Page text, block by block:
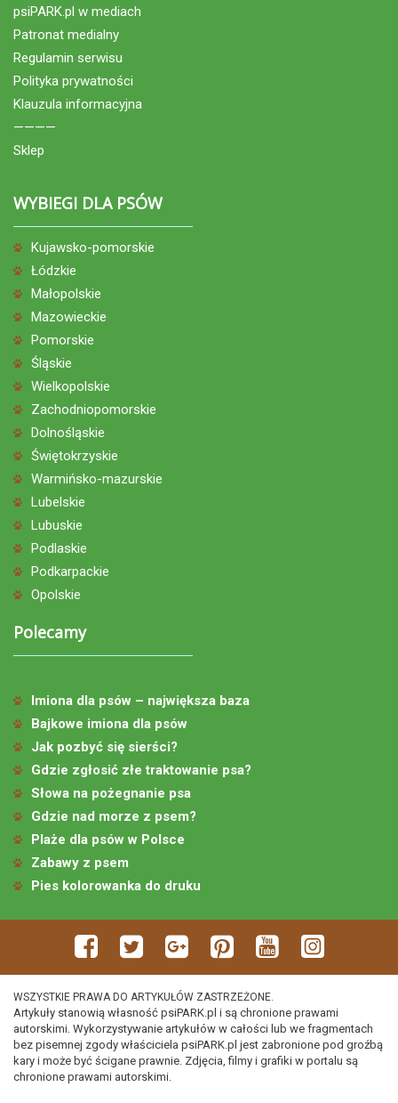
psiPARK.pl w mediach
Patronat medialny
Regulamin serwisu
Polityka prywatności
Klauzula informacyjna
————
Sklep
WYBIEGI DLA PSÓW
Kujawsko-pomorskie
Łódzkie
Małopolskie
Mazowieckie
Pomorskie
Śląskie
Wielkopolskie
Zachodniopomorskie
Dolnośląskie
Świętokrzyskie
Warmińsko-mazurskie
Lubelskie
Lubuskie
Podlaskie
Podkarpackie
Opolskie
Polecamy
Imiona dla psów – największa baza
Bajkowe imiona dla psów
Jak pozbyć się sierści?
Gdzie zgłosić złe traktowanie psa?
Słowa na pożegnanie psa
Gdzie nad morze z psem?
Plaże dla psów w Polsce
Zabawy z psem
Pies kolorowanka do druku
WSZYSTKIE PRAWA DO ARTYKUŁÓW ZASTRZEŻONE.
Artykuły stanowią własność psiPARK.pl i są chronione prawami
autorskimi. Wykorzystywanie artykułów w całości lub we fragmentach
bez pisemnej zgody właściciela psiPARK.pl jest zabronione pod groźbą
kary i może być ścigane prawnie. Zdjęcia, filmy i grafiki w portalu są
chronione prawami autorskimi.